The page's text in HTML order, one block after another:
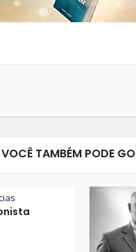
VOCÊ TAMBÉM PODE